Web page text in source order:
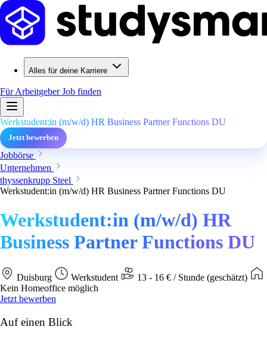
Alles für deine Karriere
Für ArbeitgeberJob finden
Werkstudent:in (m/w/d) HR Business Partner Functions DU
Jetzt bewerben
Jobbörse
Unternehmen
thyssenkrupp Steel
Werkstudent:in (m/w/d) HR Business Partner Functions DU
Werkstudent:in (m/w/d) HR
Business Partner Functions DU
Duisburg Werkstudent
13 - 16 € / Stunde (geschätzt)
Kein Homeoffice möglich
Jetzt bewerben
Auf einen Blick